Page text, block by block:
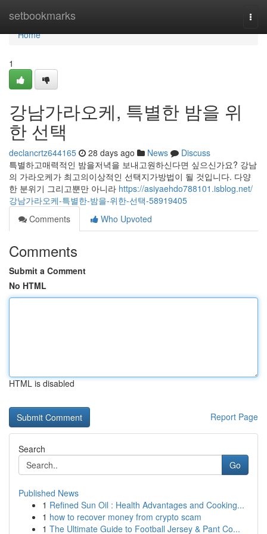
setbookmarks
Home
Home
1
강남가라오케, 특별한 밤을 위
한 선택
declancrtz644165 28 days ago News
Discuss
특별하고매력적인 밤을저녁을 보내고원하신다면 싶으신가요? 강남
의 가라오케가 최고의이상적인 선택지가방법이 될 것입니다. 다양
한 분위기 그리고뿐만 아니라 https://asiyaehdo788101.isblog.net/
강남가라오케-특별한-밤을-위한-선택-58919405
Comments
Who Upvoted
Comments
Submit a Comment
No HTML
HTML is disabled
Report Page
Search
Go
Published News
1 Refined Sun Oil : Health Advantages and Cooking...
1 how to recover money from crypto scam
1 The Ultimate Guide to Football Jersey & Pant Co...